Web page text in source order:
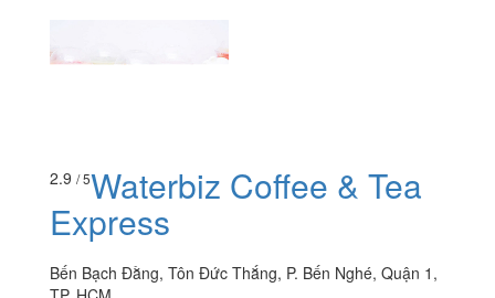
2.9 / 5Waterbiz Coffee & Tea
Express
Bến Bạch Đằng, Tôn Đức Thắng, P. Bến Nghé, Quận 1,